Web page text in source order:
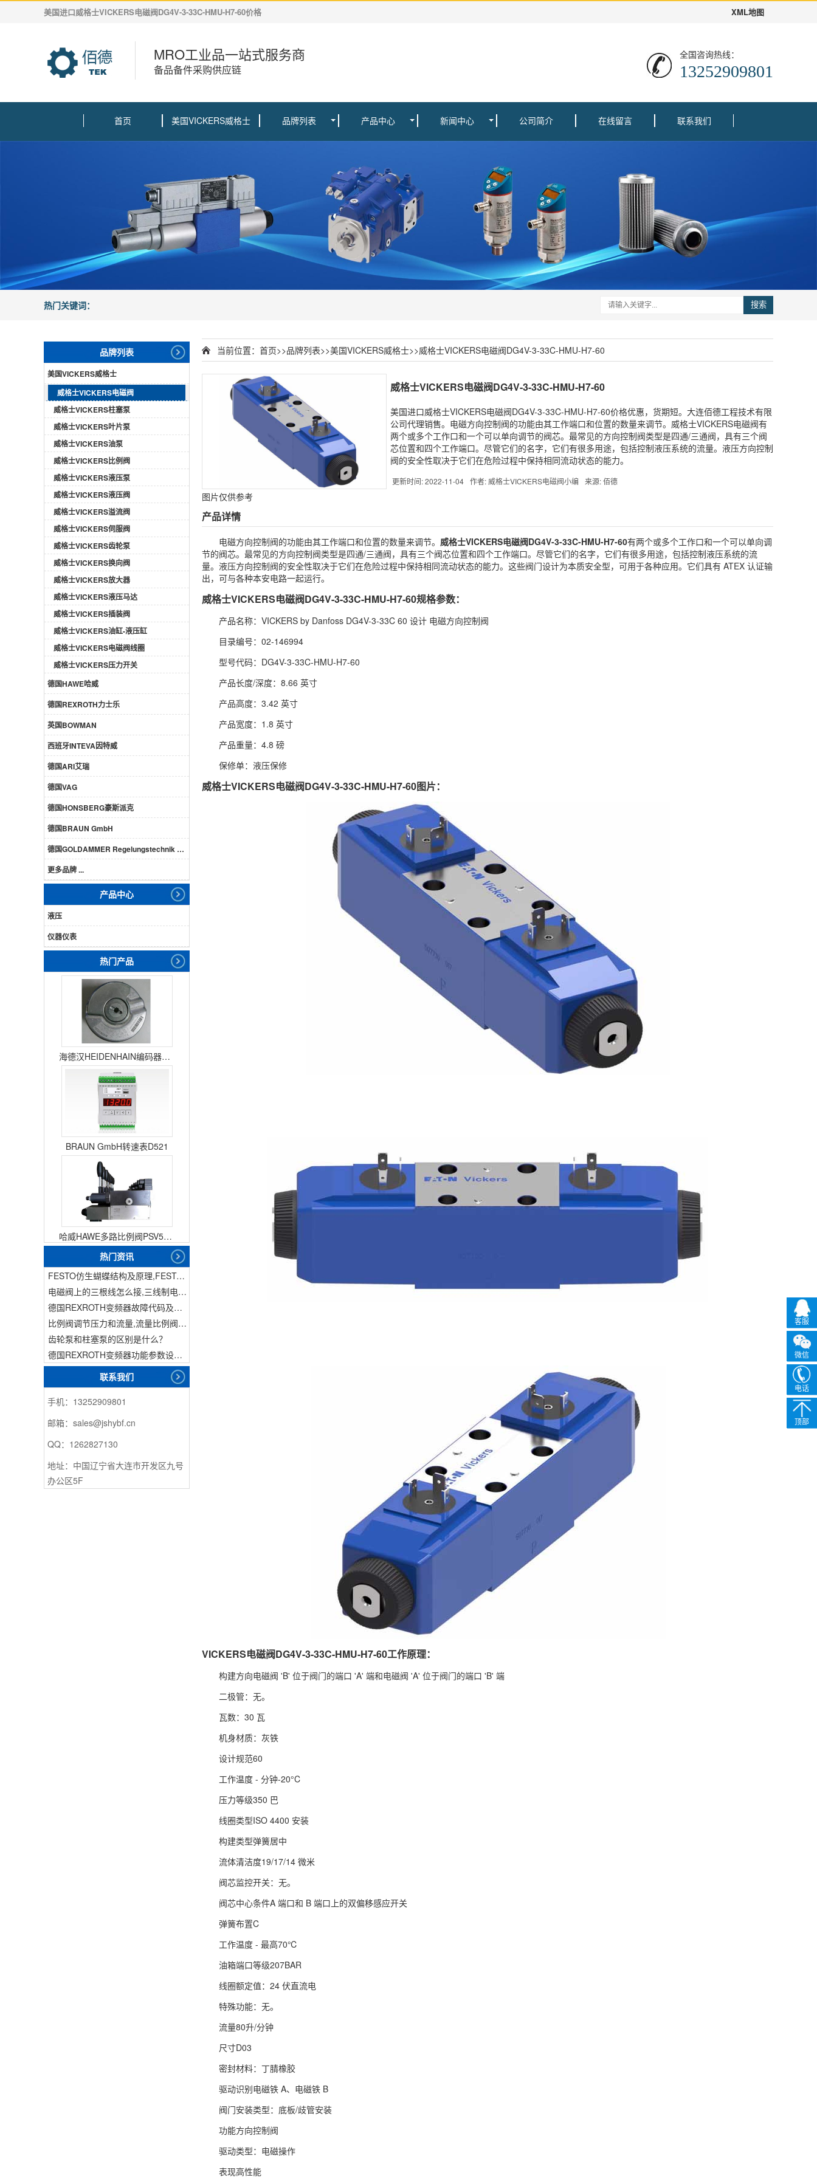
XML地图
美国进口威格士VICKERS电磁阀DG4V-3-33C-HMU-H7-60价格
MRO工业品一站式服务商
备品备件采购供应链
全国咨询热线：
13252909801
首页 美国VICKERS威格士 品牌列表 产品中心 新闻中心 公司简介 在线留言 联系我们
热门关键词： 搜索
品牌列表
美国VICKERS威格士
威格士VICKERS电磁阀
威格士VICKERS柱塞泵
威格士VICKERS叶片泵
威格士VICKERS油泵
威格士VICKERS比例阀
威格士VICKERS液压泵
威格士VICKERS液压阀
威格士VICKERS溢流阀
威格士VICKERS伺服阀
威格士VICKERS齿轮泵
威格士VICKERS换向阀
威格士VICKERS放大器
威格士VICKERS液压马达
威格士VICKERS插装阀
威格士VICKERS油缸-液压缸
威格士VICKERS电磁阀线圈
威格士VICKERS压力开关
德国HAWE哈威
德国REXROTH力士乐
英国BOWMAN
西班牙INTEVA因特威
德国ARI艾瑞
德国VAG
德国HONSBERG豪斯派克
德国BRAUN GmbH
德国GOLDAMMER Regelungstechnik GmbH
更多品牌 ...
产品中心
液压
仪器仪表
热门产品
海德汉HEIDENHAIN编码器ERN1387204862S14-70
BRAUN GmbH转速表D521
哈威HAWE多路比例阀PSV51-3
热门资讯
FESTO仿生蝴蝶结构及原理,FESTO仿生蝴蝶具有什么功能
电磁阀上的三根线怎么接,三线制电磁阀接线
德国REXROTH变频器故障代码及故障解决方法
比例阀调节压力和流量,流量比例阀的控制方法
齿轮泵和柱塞泵的区别是什么？
德国REXROTH变频器功能参数设置与操作方法介绍。
联系我们
手机：13252909801
邮箱：sales@jshybf.cn
QQ：1262827130
地址：中国辽宁省大连市开发区九号
办公区5F
当前位置： 首页>>品牌列表>>美国VICKERS威格士>>威格士VICKERS电磁阀DG4V-3-33C-HMU-H7-60
图片仅供参考
威格士VICKERS电磁阀DG4V-3-33C-HMU-H7-60
美国进口威格士VICKERS电磁阀DG4V-3-33C-HMU-H7-60价格优惠，货期短。大连佰德工程技术有限
公司代理销售。电磁方向控制阀的功能由其工作端口和位置的数量来调节。威格士VICKERS电磁阀有
两个或多个工作口和一个可以单向调节的阀芯。最常见的方向控制阀类型是四通/三通阀，具有三个阀
芯位置和四个工作端口。尽管它们的名字，它们有很多用途，包括控制液压系统的流量。液压方向控制
阀的安全性取决于它们在危险过程中保持相同流动状态的能力。
更新时间: 2022-11-04 作者: 威格士VICKERS电磁阀小编 来源: 佰德
产品详情
电磁方向控制阀的功能由其工作端口和位置的数量来调节。 威格士VICKERS电磁阀DG4V-3-33C-HMU-H7-60有两个或多个工作口和一个可以单向调
节的阀芯。最常见的方向控制阀类型是四通/三通阀，具有三个阀芯位置和四个工作端口。尽管它们的名字，它们有很多用途，包括控制液压系统的流
量。液压方向控制阀的安全性取决于它们在危险过程中保持相同流动状态的能力。这些阀门设计为本质安全型，可用于各种应用。它们具有 ATEX 认证输
出，可与各种本安电路一起运行。
威格士VICKERS电磁阀DG4V-3-33C-HMU-H7-60规格参数：
产品名称：VICKERS by Danfoss DG4V-3-33C 60 设计 电磁方向控制阀
目录编号：02-146994
型号代码：DG4V-3-33C-HMU-H7-60
产品长度/深度：8.66 英寸
产品高度：3.42 英寸
产品宽度：1.8 英寸
产品重量：4.8 磅
保修单：液压保修
威格士VICKERS电磁阀DG4V-3-33C-HMU-H7-60图片：
VICKERS电磁阀DG4V-3-33C-HMU-H7-60工作原理：
构建方向电磁阀 'B' 位于阀门的端口 'A' 端和电磁阀 'A' 位于阀门的端口 'B' 端
二极管：无。
瓦数：30 瓦
机身材质：灰铁
设计规范60
工作温度 - 分钟-20°C
压力等级350 巴
线圈类型ISO 4400 安装
构建类型弹簧居中
流体清洁度19/17/14 微米
阀芯监控开关：无。
阀芯中心条件A 端口和 B 端口上的双偏移感应开关
弹簧布置C
工作温度 - 最高70℃
油箱端口等级207BAR
线圈额定值：24 伏直流电
特殊功能：无。
流量80升/分钟
尺寸D03
密封材料：丁腈橡胶
驱动识别电磁铁 A、电磁铁 B
阀门安装类型：底板/歧管安装
功能方向控制阀
驱动类型：电磁操作
表现高性能
客服
微信
电话
顶部